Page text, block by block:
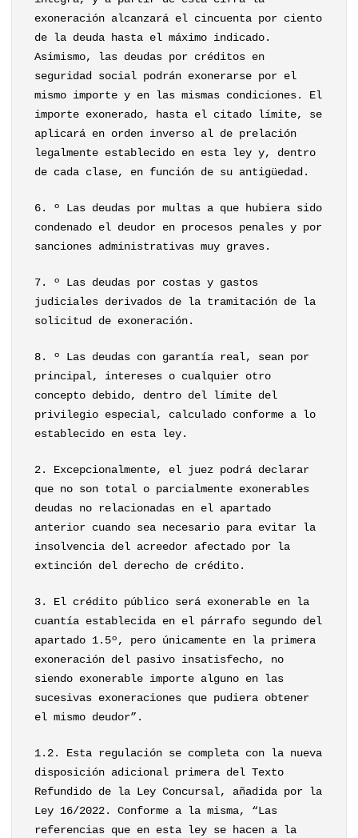
exoneración alcanzará el cincuenta por ciento
de la deuda hasta el máximo indicado.
Asimismo, las deudas por créditos en
seguridad social podrán exonerarse por el
mismo importe y en las mismas condiciones. El
importe exonerado, hasta el citado límite, se
aplicará en orden inverso al de prelación
legalmente establecido en esta ley y, dentro
de cada clase, en función de su antigüedad.
6. º Las deudas por multas a que hubiera sido
condenado el deudor en procesos penales y por
sanciones administrativas muy graves.
7. º Las deudas por costas y gastos
judiciales derivados de la tramitación de la
solicitud de exoneración.
8. º Las deudas con garantía real, sean por
principal, intereses o cualquier otro
concepto debido, dentro del límite del
privilegio especial, calculado conforme a lo
establecido en esta ley.
2. Excepcionalmente, el juez podrá declarar
que no son total o parcialmente exonerables
deudas no relacionadas en el apartado
anterior cuando sea necesario para evitar la
insolvencia del acreedor afectado por la
extinción del derecho de crédito.
3. El crédito público será exonerable en la
cuantía establecida en el párrafo segundo del
apartado 1.5º, pero únicamente en la primera
exoneración del pasivo insatisfecho, no
siendo exonerable importe alguno en las
sucesivas exoneraciones que pudiera obtener
el mismo deudor”.
1.2. Esta regulación se completa con la nueva
disposición adicional primera del Texto
Refundido de la Ley Concursal, añadida por la
Ley 16/2022. Conforme a la misma, “Las
referencias que en esta ley se hacen a la